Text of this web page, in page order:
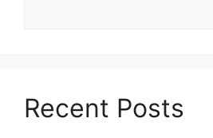
Recent Posts